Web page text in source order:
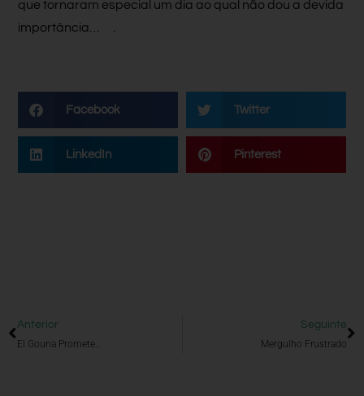
que tornaram especial um dia ao qual não dou a devida
importância…
Facebook Twitter
LinkedIn Pinterest
Anterior
El Gouna Promete…
Seguinte
Mergulho Frustrado